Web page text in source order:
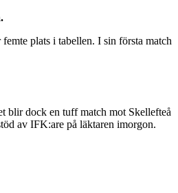
plats i tabellen. I sin första match
blir dock en tuff match mot Skellefteå
av IFK:are på läktaren imorgon.